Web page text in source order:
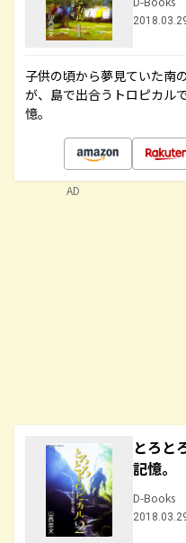
子供の頃から夢見ていた南
が、島で出合うトロピカル
憶。
とろと
記憶
D-Books
AD